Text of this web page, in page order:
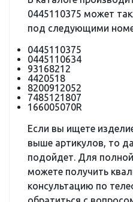
0445110375 может
под следующими
0445110375
0445110634
93168212
4420518
8200912052
7485121807
166005070R
Если вы ищете
выше артикулов, то
подойдет. Для
можете получить
консультацию по